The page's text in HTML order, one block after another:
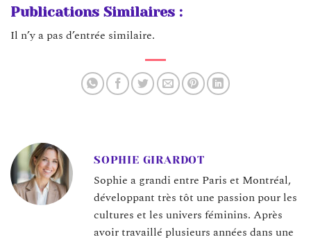
Publications Similaires :
Il n’y a pas d’entrée similaire.
SOPHIE GIRARDOT
Sophie a grandi entre Paris et Montréal,
développant très tôt une passion pour les
cultures et les univers féminins. Après
avoir travaillé plusieurs années dans une